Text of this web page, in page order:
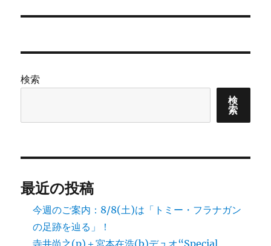
ー
ン
投
検索
検
索
最近の投稿
今週のご案内：8/8(土)は「トミー・フラナガン
の足跡を辿る」！